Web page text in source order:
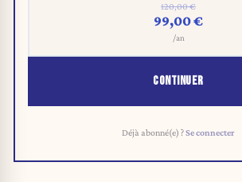
120,00 €
99,00 €
/an
CONTINUER
Déjà abonné(e) ?Se connecter